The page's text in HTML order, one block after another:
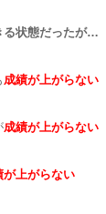
る状態だったが…
成績が上がらない
成績が上がらない
が上がらない